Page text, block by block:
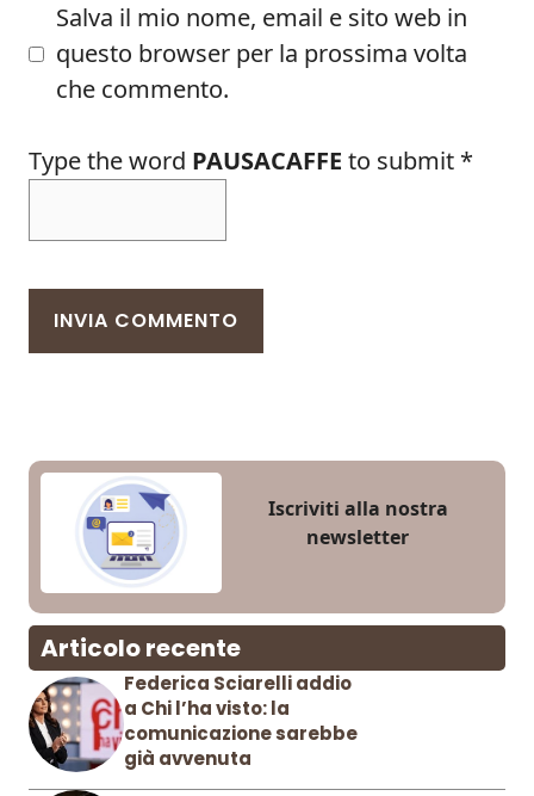
Salva il mio nome, email e sito web in
questo browser per la prossima volta
che commento.
Type the word PAUSACAFFE to submit *
Iscriviti alla nostra
newsletter
Articolo recente
Federica Sciarelli addio
a Chi l’ha visto: la
comunicazione sarebbe
già avvenuta